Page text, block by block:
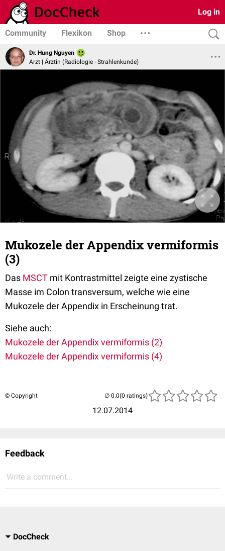
Log in
Community Flexikon Shop
Dr. Hung Nguyen
Arzt | Ärztin (Radiologie - Strahlenkunde)
Mukozele der Appendix vermiformis
(3)
Das MSCT mit Kontrastmittel zeigte eine zystische
Masse im Colon transversum, welche wie eine
Mukozele der Appendix in Erscheinung trat.
Siehe auch:
Mukozele der Appendix vermiformis (2)
Mukozele der Appendix vermiformis (4)
© Copyright
12.07.2014
(0 ratings)
Feedback
Write a comment...
DocCheck